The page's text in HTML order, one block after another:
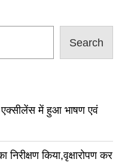
Search
में हुआ भाषण एवं
किया,वृक्षारोपण कर